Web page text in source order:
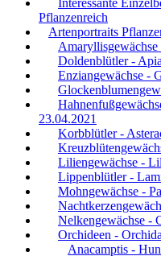
Interessante
Pflanzenreich
Artenportraits
Doldenblütler -
Enziangewächse -
23.04.2021
Korbblütler -
Liliengewächse -
Lippenblütler -
Mohngewächse -
Nelkengewächse -
Orchideen -
Anacamptis -